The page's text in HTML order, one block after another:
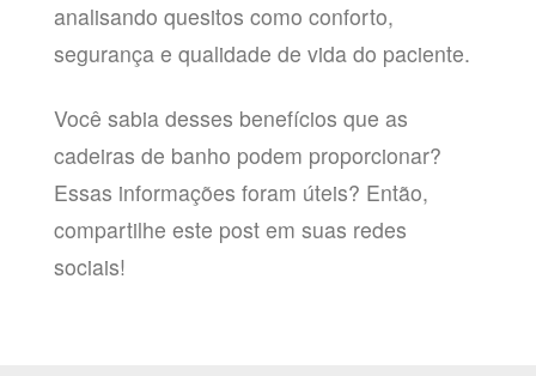
analisando quesitos como conforto,
segurança e qualidade de vida do paciente.
Você sabia desses benefícios que as
cadeiras de banho podem proporcionar?
Essas informações foram úteis? Então,
compartilhe este post em suas redes
sociais!